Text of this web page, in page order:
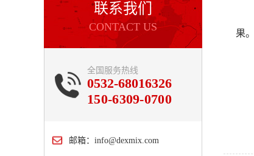
联系我们
CONTACT US
全国服务热线
0532-68016326
150-6309-0700
邮箱： info@dexmix.com
果